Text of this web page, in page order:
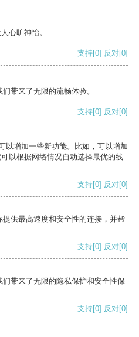
心旷神怡。
支持[0] 反对[0]
带来了无限的流畅体验。
支持[0] 反对[0]
以增加一些新功能。比如，可以增加
以根据网络情况自动选择最优的线
支持[0] 反对[0]
供最高速度和安全性的连接，并帮
支持[0] 反对[0]
带来了无限的隐私保护和安全性保
支持[0] 反对[0]